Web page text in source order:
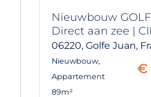
Nieuwbouw
Direct aan zee |
06220, Golfe Juan,
Nieuwbouw,
Appartement
89m²
€